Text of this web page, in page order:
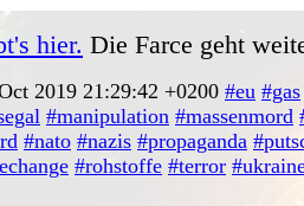
hier. Die Farce geht
2019 21:29:42 +0200 #eu #gas
#manipulation #massenmord
#nato #nazis #propaganda
#rohstoffe #terror